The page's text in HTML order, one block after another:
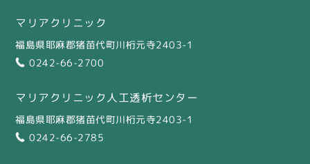
マリアクリニック
福島県耶麻郡猪苗代町川桁元寺2403-1
0242-66-2700
マリアクリニック人工透析センター
福島県耶麻郡猪苗代町川桁元寺2403-1
0242-66-2785